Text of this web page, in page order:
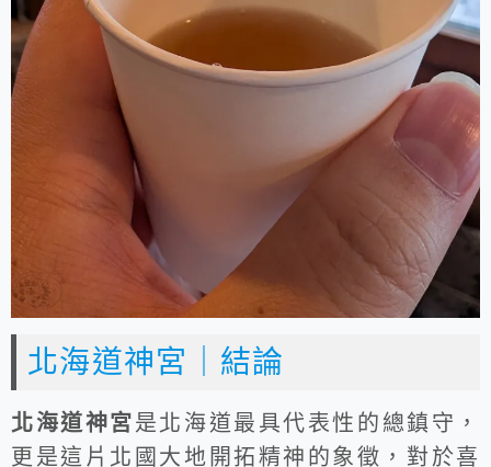
北海道神宮｜結論
北海道神宮是北海道最具代表性的總鎮守，
更是這片北國大地開拓精神的象徵，對於喜